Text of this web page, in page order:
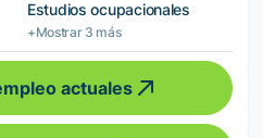
Estudios ocupacionales
+Mostrar 3 más
actuales